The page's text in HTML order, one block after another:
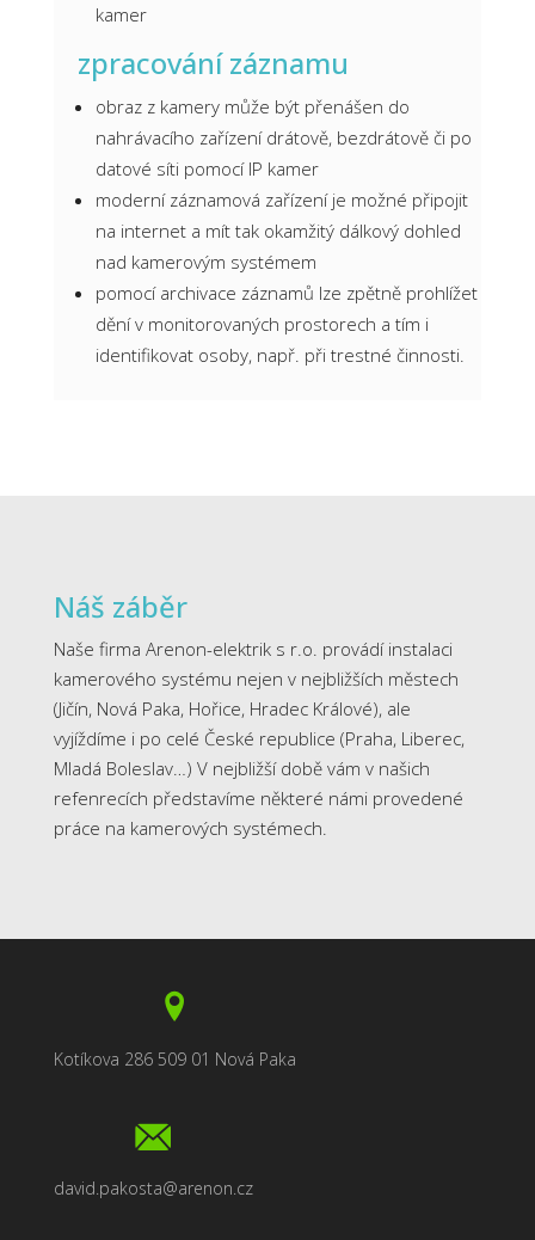
kamer
zpracování záznamu
obraz z kamery může být přenášen do
nahrávacího zařízení drátově, bezdrátově či po
datové síti pomocí IP kamer
moderní záznamová zařízení je možné připojit
na internet a mít tak okamžitý dálkový dohled
nad kamerovým systémem
pomocí archivace záznamů lze zpětně prohlížet
dění v monitorovaných prostorech a tím i
identifikovat osoby, např. při trestné činnosti.
Náš záběr
Naše firma Arenon-elektrik s r.o. provádí instalaci
kamerového systému nejen v nejbližších městech
(Jičín, Nová Paka, Hořice, Hradec Králové), ale
vyjíždíme i po celé České republice (Praha, Liberec,
Mladá Boleslav…) V nejbližší době vám v našich
refenrecích představíme některé námi provedené
práce na kamerových systémech.
Kotíkova 286 509 01 Nová Paka
david.pakosta@arenon.cz